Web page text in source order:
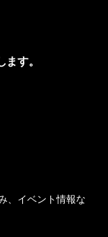
す。
、イベント情報な